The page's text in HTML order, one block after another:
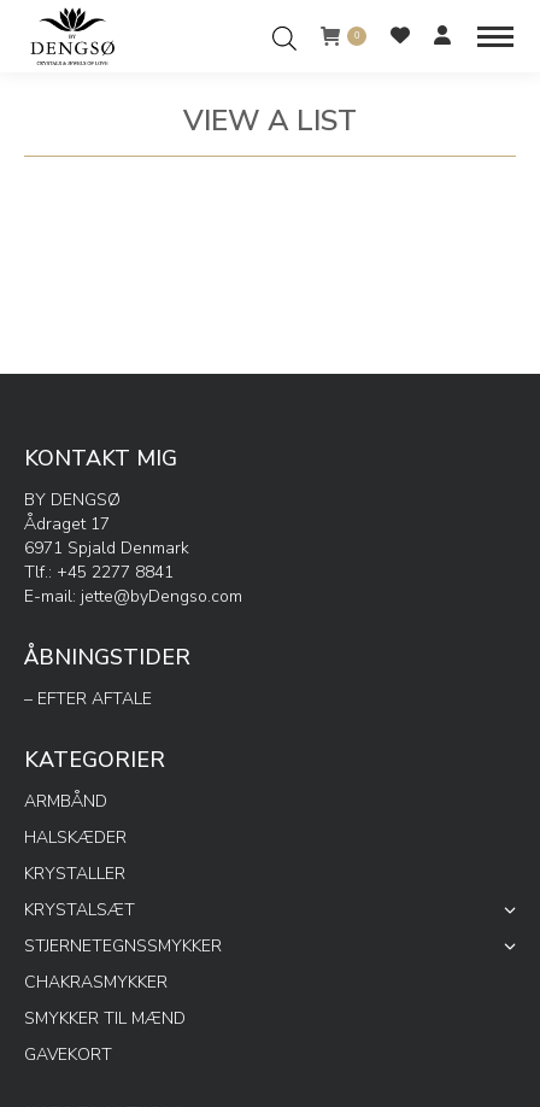
0
VIEW A LIST
You are here:
KONTAKT MIG
BY DENGSØ
Ådraget 17
6971 Spjald Denmark
Tlf.: +45 2277 8841
E-mail: jette@byDengso.com
ÅBNINGSTIDER
– EFTER AFTALE
KATEGORIER
ARMBÅND
HALSKÆDER
KRYSTALLER
KRYSTALSÆT
STJERNETEGNSSMYKKER
CHAKRASMYKKER
SMYKKER TIL MÆND
GAVEKORT